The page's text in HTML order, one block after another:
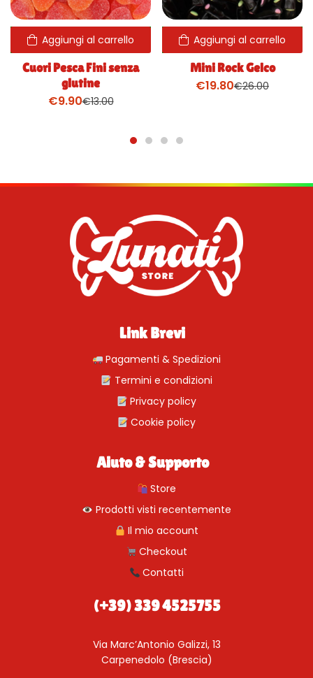
Aggiungi al carrello
Cuori Pesca Fini senza
glutine
€9.90€13.00
Aggiungi al carrello
Mini Rock Gelco
€19.80€26.00
Link Brevi
Pagamenti & Spedizioni
Termini e condizioni
Privacy policy
Cookie policy
Aiuto & Supporto
Store
Prodotti visti recentemente
Il mio account
Checkout
Contatti
(+39) 339 4525755
Via Marc’Antonio Galizzi, 13
Carpenedolo (Brescia)